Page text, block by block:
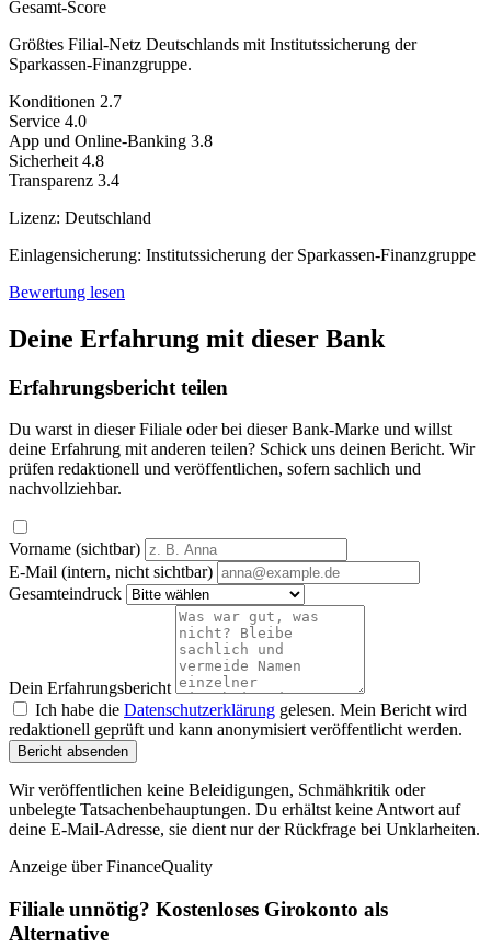
Gesamt-Score
Größtes Filial-Netz Deutschlands mit Institutssicherung der
Sparkassen-Finanzgruppe.
Konditionen 2.7
Service 4.0
App und Online-Banking 3.8
Sicherheit 4.8
Transparenz 3.4
Lizenz: Deutschland
Einlagensicherung: Institutssicherung der Sparkassen-Finanzgruppe
Bewertung lesen
Deine Erfahrung mit dieser Bank
Erfahrungsbericht teilen
Du warst in dieser Filiale oder bei dieser Bank-Marke und willst
deine Erfahrung mit anderen teilen? Schick uns deinen Bericht. Wir
prüfen redaktionell und veröffentlichen, sofern sachlich und
nachvollziehbar.
Vorname (sichtbar)
E-Mail (intern, nicht sichtbar)
Gesamteindruck
Dein Erfahrungsbericht
Ich habe die Datenschutzerklärung gelesen. Mein Bericht wird
redaktionell geprüft und kann anonymisiert veröffentlicht werden.
Bericht absenden
Wir veröffentlichen keine Beleidigungen, Schmähkritik oder
unbelegte Tatsachenbehauptungen. Du erhältst keine Antwort auf
deine E-Mail-Adresse, sie dient nur der Rückfrage bei Unklarheiten.
Anzeige über FinanceQuality
Filiale unnötig? Kostenloses Girokonto als
Alternative